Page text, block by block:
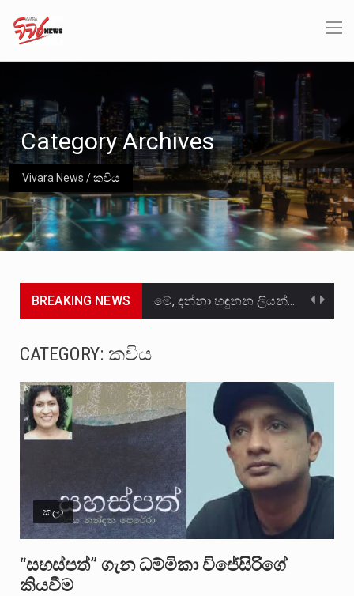
Vivara News /කවිය
Category Archives
BREAKING NEWS මේ, දන්නා හඳුනන ලියන්නකුගේ නන්නාඳුනන අඩවියක සැරිසරා ලද ආස්වාදනීය මොහොතක සිංහාවලෝකනයකි .කෙටි කවියක දිගු බර…
උපරිමාධිකරණ විනිශ්චයකාරවරුන්ගේ හා ඉන් පහළ විනිශ්චයකාරවරුන්ගේ විශ්‍රාම වයස දීර්ඝ කිරීම සඳහා සකස් කර ඇති විසිදෙවන…
බන්ධනාගාර රැදවියන් 1,021 දෙනෙකු ඉකුත් වසර පහක කාලය තුලදී (2020 ජනවාරි 01 සිට 2025 දෙසැම්බර්…
මහර බන්ධනාගාරයේ අද ඇතිවූ සිද්ධියෙන් තුවාල ලැබූ බව කියන රැඳවියන් ගණන ඉහළ ගොස් තිබේ. ඒ…
ලාල් කාන්ත ඇමතිවරයා අධිකරණ විනිශ්චයකාරවරුන්ගේ විශ්‍රාම යෑමේ වයස සම්බන්ධයෙන් නිහඬව සිටින ලෙස තමාට දැනුම් දුන්…
CATEGORY: කවිය
කලා
“සහස්පත්” ගැන ධම්මිකා විජේසිරිගේ
කියවීම